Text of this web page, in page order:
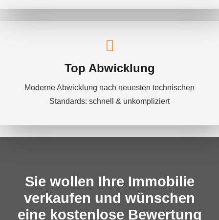
Top Abwicklung
Moderne Abwicklung nach neuesten technischen
Standards: schnell & unkompliziert
Sie wollen Ihre Immobilie
verkaufen und wünschen
eine kostenlose Bewertung